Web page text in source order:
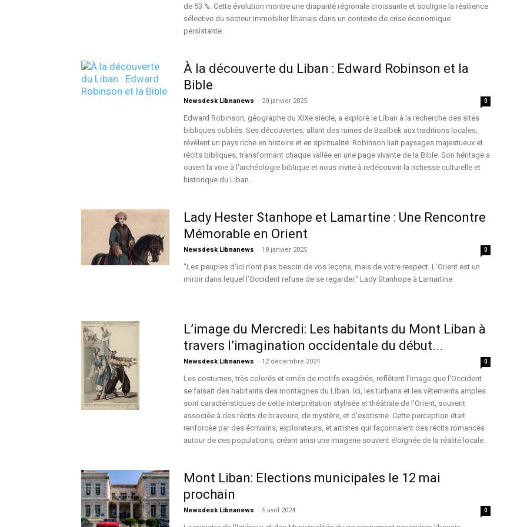
de 53 %. Cette évolution montre une disparité régionale croissante et souligne la résilience
sélective du secteur immobilier libanais dans un contexte de crise économique
persistante.
À la découverte du Liban : Edward Robinson et la
Bible
Newsdesk Libnanews - 20 janvier 2025 0
Edward Robinson, géographe du XIXe siècle, a exploré le Liban à la recherche des sites
bibliques oubliés. Ses découvertes, allant des ruines de Baalbek aux traditions locales,
révèlent un pays riche en histoire et en spiritualité. Robinson liait paysages majestueux et
récits bibliques, transformant chaque vallée en une page vivante de la Bible. Son héritage a
ouvert la voie à l'archéologie biblique et nous invite à redécouvrir la richesse culturelle et
historique du Liban.
Lady Hester Stanhope et Lamartine : Une Rencontre
Mémorable en Orient
Newsdesk Libnanews - 18 janvier 2025 0
"Les peuples d’ici n’ont pas besoin de vos leçons, mais de votre respect. L’Orient est un
miroir dans lequel l’Occident refuse de se regarder." Lady Stanhope à Lamartine
L’image du Mercredi: Les habitants du Mont Liban à
travers l’imagination occidentale du début...
Newsdesk Libnanews - 12 décembre 2024 0
Les costumes, très colorés et ornés de motifs exagérés, reflètent l'image que l'Occident
se faisait des habitants des montagnes du Liban. Ici, les turbans et les vêtements amples
sont caractéristiques de cette interprétation stylisée et théâtrale de l'Orient, souvent
associée à des récits de bravoure, de mystère, et d’exotisme. Cette perception était
renforcée par des écrivains, explorateurs, et artistes qui façonnaient des récits romancés
autour de ces populations, créant ainsi une imagerie souvent éloignée de la réalité locale.
Mont Liban: Elections municipales le 12 mai
prochain
Newsdesk Libnanews - 5 avril 2024 0